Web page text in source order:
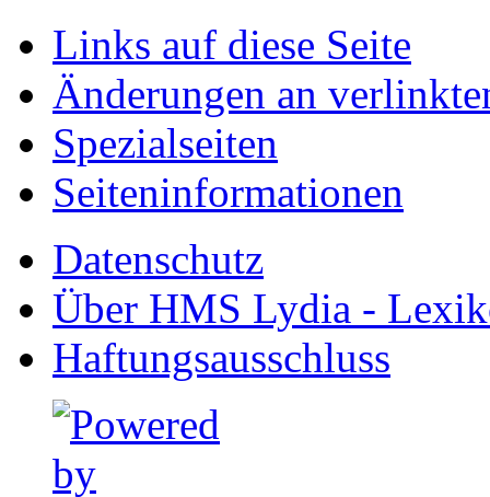
Links auf diese Seite
Änderungen an
Spezialseiten
Seiten­informationen
Datenschutz
Über HMS Lydia -
Haftungsausschluss